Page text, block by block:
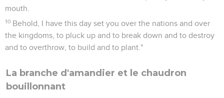
mouth.
10 Behold, I have this day set you over the nations and over
the kingdoms, to pluck up and to break down and to destroy
and to overthrow, to build and to plant."
La branche d'amandier et le chaudron
bouillonnant